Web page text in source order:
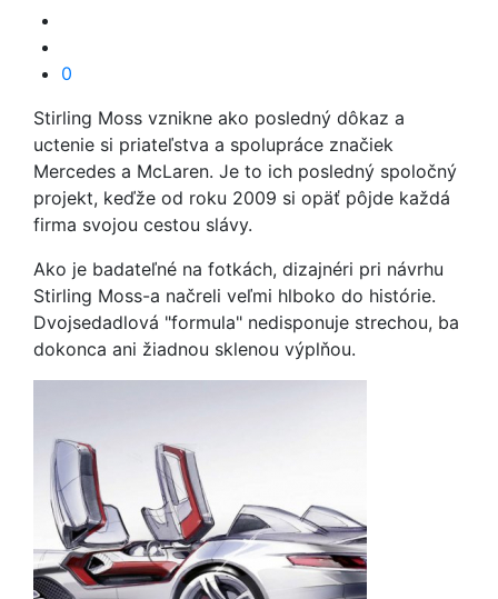
0
Stirling Moss vznikne ako posledný dôkaz a
uctenie si priateľstva a spolupráce značiek
Mercedes a McLaren. Je to ich posledný spoločný
projekt, keďže od roku 2009 si opäť pôjde každá
firma svojou cestou slávy.
Ako je badateľné na fotkách, dizajnéri pri návrhu
Stirling Moss-a načreli veľmi hlboko do histórie.
Dvojsedadlová "formula" nedisponuje strechou, ba
dokonca ani žiadnou sklenou výplňou.